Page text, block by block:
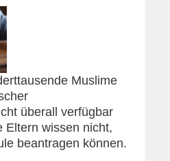
Muslime
überall verfügbar
Eltern wissen nicht,
beantragen können.